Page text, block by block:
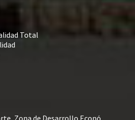
Total
Zona de Desarrollo Econó